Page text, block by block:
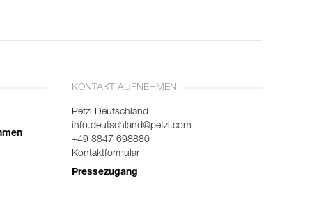
KONTAKT AUFNEHMEN
Petzl Deutschland
info.deutschland@petzl.com
+49 8847 698880
Kontaktformular
Pressezugang